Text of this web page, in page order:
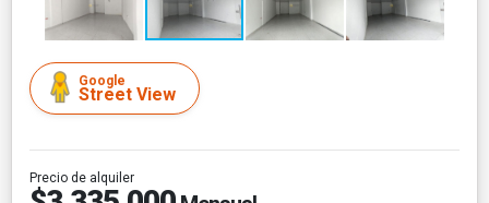
Google
Street View
Precio de alquiler